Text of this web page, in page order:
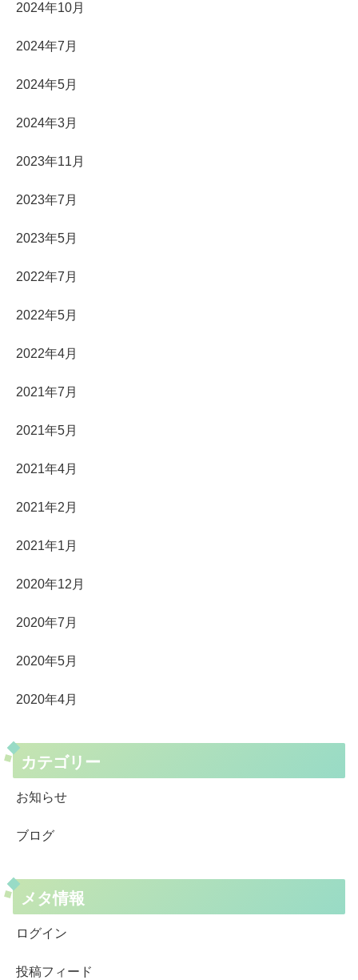
2024年10月
2024年7月
2024年5月
2024年3月
2023年11月
2023年7月
2023年5月
2022年7月
2022年5月
2022年4月
2021年7月
2021年5月
2021年4月
2021年2月
2021年1月
2020年12月
2020年7月
2020年5月
2020年4月
カテゴリー
お知らせ
ブログ
メタ情報
ログイン
投稿フィード